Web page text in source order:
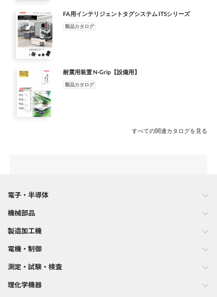
FA用インテリジェントタグシステム ITSシリーズ
製品カタログ
耐震用装置 N-Grip【設備用】
製品カタログ
すべての関連カタログを見る
電子・半導体
機械部品
製造加工機
電機・制御
測定・試験・検査
理化学機器